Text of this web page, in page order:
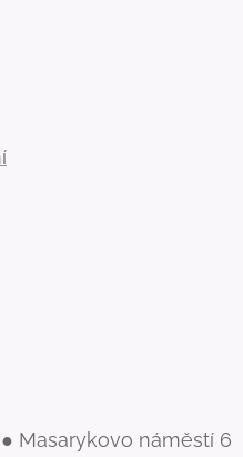
● Masarykovo náměstí 6